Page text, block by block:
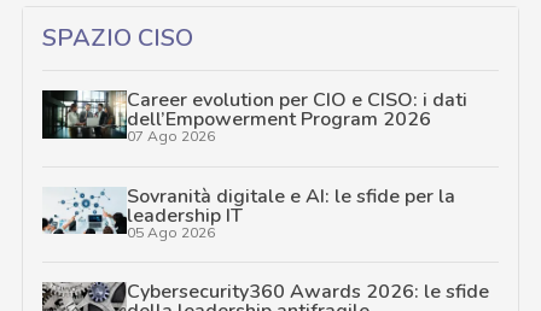
SPAZIO CISO
Career evolution per CIO e CISO: i dati
dell’Empowerment Program 2026
07 Ago 2026
Sovranità digitale e AI: le sfide per la
leadership IT
05 Ago 2026
Cybersecurity360 Awards 2026: le sfide